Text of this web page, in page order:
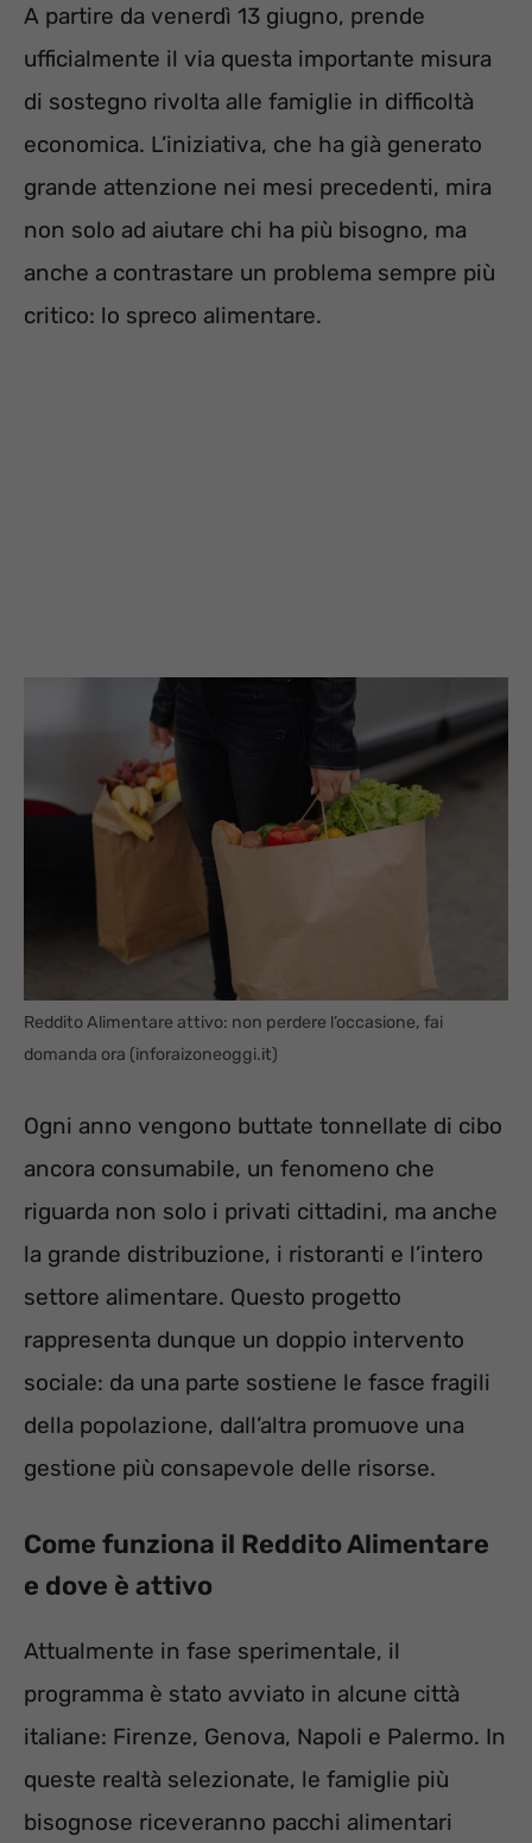
A partire da venerdì 13 giugno, prende
ufficialmente il via questa importante misura
di sostegno rivolta alle famiglie in difficoltà
economica. L’iniziativa, che ha già generato
grande attenzione nei mesi precedenti, mira
non solo ad aiutare chi ha più bisogno, ma
anche a contrastare un problema sempre più
critico: lo spreco alimentare.
Reddito Alimentare attivo: non perdere l’occasione, fai
domanda ora (inforaizoneoggi.it)
Ogni anno vengono buttate tonnellate di cibo
ancora consumabile, un fenomeno che
riguarda non solo i privati cittadini, ma anche
la grande distribuzione, i ristoranti e l’intero
settore alimentare. Questo progetto
rappresenta dunque un doppio intervento
sociale: da una parte sostiene le fasce fragili
della popolazione, dall’altra promuove una
gestione più consapevole delle risorse.
Come funziona il Reddito Alimentare
e dove è attivo
Attualmente in fase sperimentale, il
programma è stato avviato in alcune città
italiane: Firenze, Genova, Napoli e Palermo. In
queste realtà selezionate, le famiglie più
bisognose riceveranno pacchi alimentari